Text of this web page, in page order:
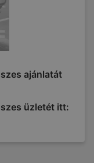
ajánlatát
üzletét itt: